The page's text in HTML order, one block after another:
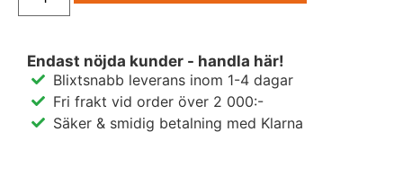
Endast nöjda kunder - handla här!
Blixtsnabb leverans inom 1-4 dagar
Fri frakt vid order över 2 000:-
Säker & smidig betalning med Klarna